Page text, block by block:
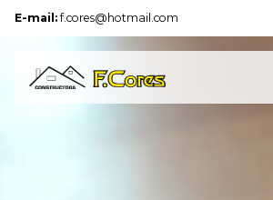
E-mail: f.cores@hotmail.com